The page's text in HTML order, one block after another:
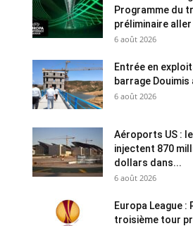
Programme du
préliminaire aller
6 août 2026
Entrée en
barrage
6 août 2026
Aéroports US :
injectent 870
dollars dans...
6 août 2026
Europa League :
troisième tour